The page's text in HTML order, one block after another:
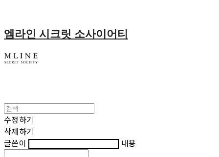
엠라인 시크릿 소사이어티
수정하기
삭제하기
글쓴이
내용